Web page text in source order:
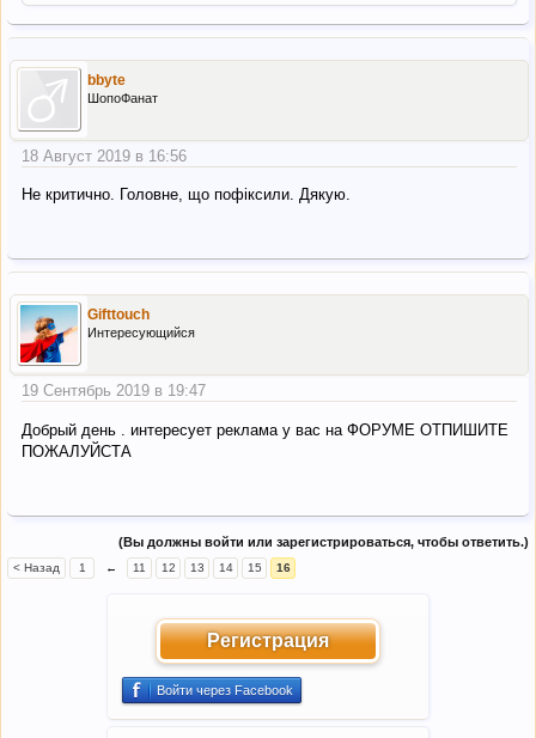
bbyte
ШопоФанат
18 Август 2019 в 16:56
Не критично. Головне, що пофіксили. Дякую.
Gifttouch
Интересующийся
19 Сентябрь 2019 в 19:47
Добрый день . интересует реклама у вас на ФОРУМЕ ОТПИШИТЕ
ПОЖАЛУЙСТА
(Вы должны войти или зарегистрироваться, чтобы ответить.)
< Назад 1 ← 11 12 13 14 15 16
Регистрация
Войти через Facebook